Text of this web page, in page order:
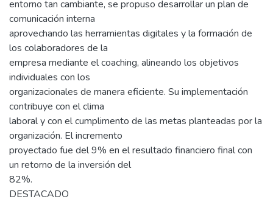
entorno tan cambiante, se propuso desarrollar un plan de
comunicación interna
aprovechando las herramientas digitales y la formación de
los colaboradores de la
empresa mediante el coaching, alineando los objetivos
individuales con los
organizacionales de manera eficiente. Su implementación
contribuye con el clima
laboral y con el cumplimento de las metas planteadas por la
organización. El incremento
proyectado fue del 9% en el resultado financiero final con
un retorno de la inversión del
82%.
DESTACADO